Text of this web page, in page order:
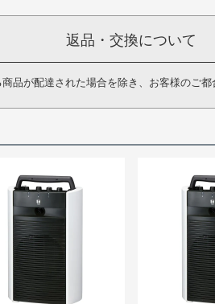
返品・交換について
品が配達された場合を除き、お客様のご都